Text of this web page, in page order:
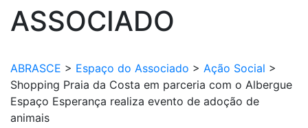
ASSOCIADO
ABRASCE > Espaço do Associado > Ação Social >
Shopping Praia da Costa em parceria com o Albergue
Espaço Esperança realiza evento de adoção de
animais